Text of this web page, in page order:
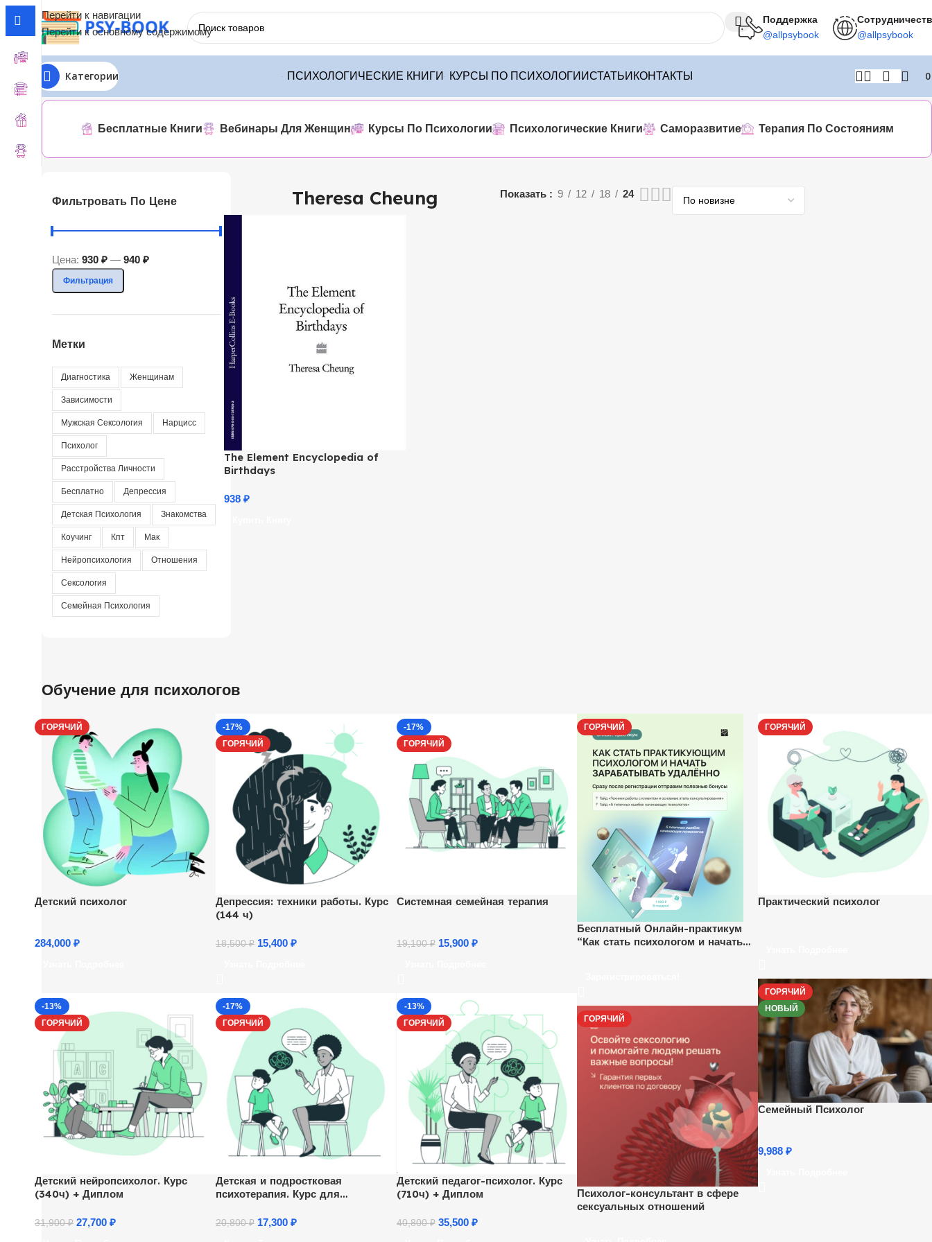
Перейти к навигации
Перейти к основному содержимому
Поддержка
@allpsybook @allpsybook
Категории ПСИХОЛОГИЧЕСКИЕ КНИГИ КУРСЫ ПО ПСИХОЛОГИИСТАТЬИ КОНТАКТЫ
Главная ЛИТРЕС
Бесплатные Книги Вебинары Для Женщин Курсы По Психологии Психологические Книги Саморазвитие Терапия По Состояниям
Фильтровать По Цене
Фильтрация
Цена: 930 ₽ — 940 ₽
Метки
Диагностика Женщинам
Зависимости
Мужская Сексология Нарцисс
Психолог
Расстройства Личности
Бесплатно Депрессия
Детская Психология Знакомства
Коучинг Кпт Мак
Нейропсихология Отношения
Сексология
Семейная Психология
Theresa Cheung Показать 9 12 18 24
The Element Encyclopedia of
Birthdays
938 ₽
Обучение для психологов
ГОРЯЧИЙ
Детский психолог
284,000 ₽
-17%
ГОРЯЧИЙ
Депрессия: техники работы. Курс
(144 ч)
18,500₽ 15,400 ₽
-17%
ГОРЯЧИЙ
Системная семейная терапия
19,100₽ 15,900 ₽
ГОРЯЧИЙ
Бесплатный Онлайн-практикум
“Как стать психологом и начать
ГОРЯЧИЙ
Практический психолог
ГОРЯЧИЙ
НОВЫЙ
Семейный Психолог
9,988₽
-13%
ГОРЯЧИЙ
Детский нейропсихолог. Курс
(340ч) + Диплом
31,900₽ 27,700 ₽
-17%
ГОРЯЧИЙ
Детская и подростковая
психотерапия. Курс для
20,800₽ 17,300 ₽
-13%
ГОРЯЧИЙ
Детский педагог-психолог. Курс
(710ч) + Диплом
40,800₽ 35,500 ₽
ГОРЯЧИЙ
Психолог-консультант в сфере
сексуальных отношений